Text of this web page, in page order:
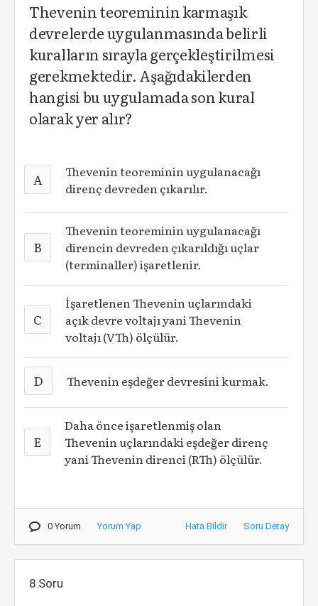
Thevenin teoreminin karmaşık
devrelerde uygulanmasında belirli
kuralların sırayla gerçekleştirilmesi
gerekmektedir. Aşağıdakilerden
hangisi bu uygulamada son kural
olarak yer alır?
A
Thevenin teoreminin uygulanacağı
direnç devreden çıkarılır.
B
Thevenin teoreminin uygulanacağı
direncin devreden çıkarıldığı uçlar
(terminaller) işaretlenir.
C
İşaretlenen Thevenin uçlarındaki
açık devre voltajı yani Thevenin
voltajı (VTh) ölçülür.
D Thevenin eşdeğer devresini kurmak.
E
Daha önce işaretlenmiş olan
Thevenin uçlarındaki eşdeğer direnç
yani Thevenin direnci (RTh) ölçülür.
0 Yorum Yorum Yap Hata Bildir Soru Detay
8.Soru